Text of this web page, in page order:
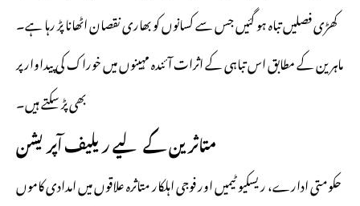
کھڑی فصلیں تباہ ہو گئیں جس سے کسانوں کو بھاری نقصان اٹھانا پڑ رہا ہے۔
ماہرین کے مطابق اس تباہی کے اثرات آئندہ مہینوں میں خوراک کی پیداوار پر
بھی پڑ سکتے ہیں۔
متاثرین کے لیے ریلیف آپریشن
حکومتی ادارے، ریسکیو ٹیمیں اور فوجی اہلکار متاثرہ علاقوں میں امدادی کاموں